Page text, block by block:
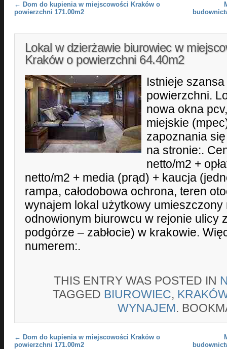
Post navigation
← Dom do kupienia w miejscowości Kraków o
powierzchni 171.00m2
Lokal w dzierżawie biurowiec w
Kraków o powierzchni 64.40m2
Istnieje
powierzchni.
nowa okna
miejskie
zapoznania
na stronie:.
netto/m2 +
netto/m2 + media (prąd) + kaucja
rampa, całodobowa ochrona, teren
wynajem lokal użytkowy umieszczony
odnowionym biurowcu w rejonie ulicy
podgórze – zabłocie) w krakowie.
numerem:.
THIS ENTRY WAS POSTED IN
TAGGED BIUROWIEC,
WYNAJEM.
Post navigation
← Dom do kupienia w miejscowości Kraków o
powierzchni 171.00m2